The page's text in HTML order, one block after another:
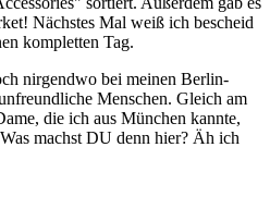
Nächstes Mal weiß ich bescheid
kompletten Tag.
nirgendwo bei meinen Berlin-
Menschen. Gleich am
die ich aus München kannte,
machst DU denn hier? Äh ich